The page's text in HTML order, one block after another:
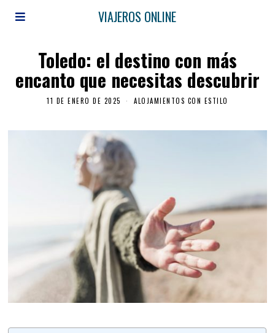
VIAJEROS ONLINE
Toledo: el destino con más
encanto que necesitas descubrir
11 DE ENERO DE 2025 ALOJAMIENTOS CON ESTILO